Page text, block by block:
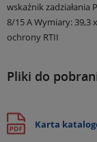
wskaźnik zadziałania
8/15 AWymiary: 39,3
ochrony RTII
Pliki do
Karta